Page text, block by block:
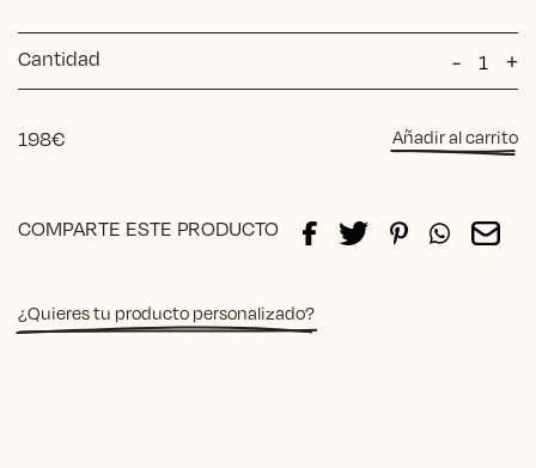
Cantidad -
Silla
Retro
+
198€ Añadir al carrito
COMPARTE ESTE PRODUCTO
¿Quieres tu producto personalizado?